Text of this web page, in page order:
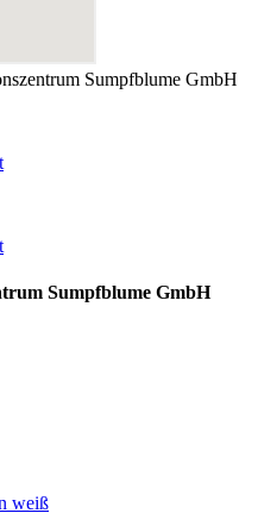
Sumpfblume GmbH
Sumpfblume GmbH